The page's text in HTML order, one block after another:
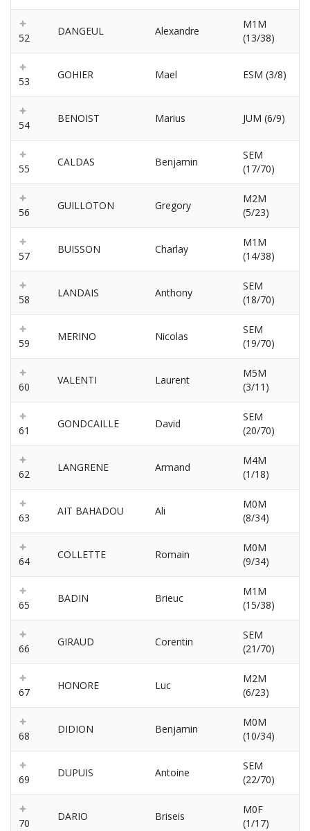
52
DANGEUL Alexandre
M1M
(13/38)
53
GOHIER Mael ESM (3/8)
54
BENOIST Marius JUM (6/9)
55
CALDAS Benjamin
SEM
(17/70)
56
GUILLOTON Gregory
M2M
(5/23)
57
BUISSON Charlay
M1M
(14/38)
58
LANDAIS Anthony
SEM
(18/70)
59
MERINO Nicolas
SEM
(19/70)
60
VALENTI Laurent
M5M
(3/11)
61
GONDCAILLE David
SEM
(20/70)
62
LANGRENE Armand
M4M
(1/18)
63
AIT BAHADOU Ali
M0M
(8/34)
64
COLLETTE Romain
M0M
(9/34)
65
BADIN Brieuc
M1M
(15/38)
66
GIRAUD Corentin
SEM
(21/70)
67
HONORE Luc
M2M
(6/23)
68
DIDION Benjamin
M0M
(10/34)
69
DUPUIS Antoine
SEM
(22/70)
70
DARIO Briseis
M0F
(1/17)